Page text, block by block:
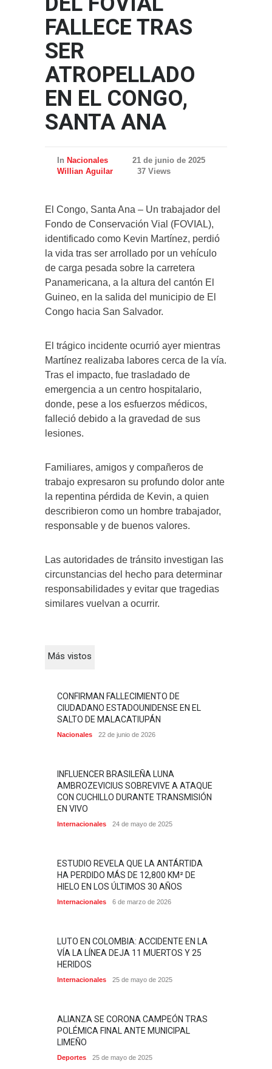
FALLECE TRAS
SER
ATROPELLADO
EN EL CONGO,
SANTA ANA
In Nacionales
21 de junio de 2025
Willian Aguilar
37 Views
El Congo, Santa Ana – Un trabajador del
Fondo de Conservación Vial (FOVIAL),
identificado como Kevin Martínez, perdió
la vida tras ser arrollado por un vehículo
de carga pesada sobre la carretera
Panamericana, a la altura del cantón El
Guineo, en la salida del municipio de El
Congo hacia San Salvador.
El trágico incidente ocurrió ayer mientras
Martínez realizaba labores cerca de la vía.
Tras el impacto, fue trasladado de
emergencia a un centro hospitalario,
donde, pese a los esfuerzos médicos,
falleció debido a la gravedad de sus
lesiones.
Familiares, amigos y compañeros de
trabajo expresaron su profundo dolor ante
la repentina pérdida de Kevin, a quien
describieron como un hombre trabajador,
responsable y de buenos valores.
Las autoridades de tránsito investigan las
circunstancias del hecho para determinar
responsabilidades y evitar que tragedias
similares vuelvan a ocurrir.
Más vistos
CONFIRMAN FALLECIMIENTO DE
CIUDADANO ESTADOUNIDENSE EN EL
SALTO DE MALACATIUPÁN
Nacionales 22 de junio de 2026
INFLUENCER BRASILEÑA LUNA
AMBROZEVICIUS SOBREVIVE A ATAQUE
CON CUCHILLO DURANTE TRANSMISIÓN
EN VIVO
Internacionales 24 de mayo de 2025
ESTUDIO REVELA QUE LA ANTÁRTIDA
HA PERDIDO MÁS DE 12,800 KM² DE
HIELO EN LOS ÚLTIMOS 30 AÑOS
Internacionales 6 de marzo de 2026
LUTO EN COLOMBIA: ACCIDENTE EN LA
VÍA LA LÍNEA DEJA 11 MUERTOS Y 25
HERIDOS
Internacionales 25 de mayo de 2025
ALIANZA SE CORONA CAMPEÓN TRAS
POLÉMICA FINAL ANTE MUNICIPAL
LIMEÑO
Deportes 25 de mayo de 2025